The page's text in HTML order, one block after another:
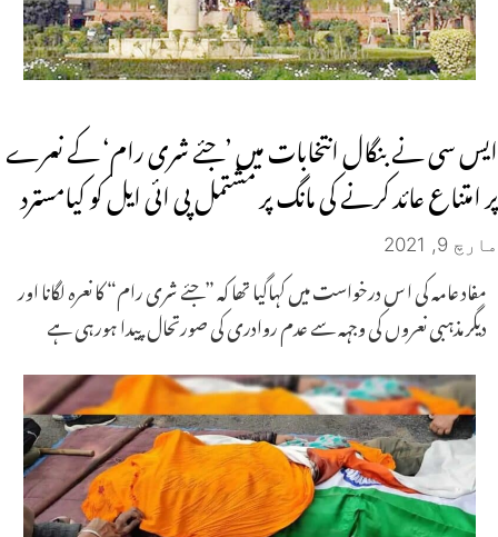
ایس سی نے بنگال انتخابات میں ’جئے شری رام‘ کے نعرے
پر امتناع عائد کرنے کی مانگ پر مشتمل پی ائی ایل کو کیامسترد
مارچ 9, 2021
مفاد عامہ کی ا س درخواست میں کہاگیا تھا کہ ”جئے شری رام“ کا نعرہ لگانا اور
دیگر مذہبی نعروں کی وجہہ سے عدم روادری کی صورتحال پیدا ہورہی ہے